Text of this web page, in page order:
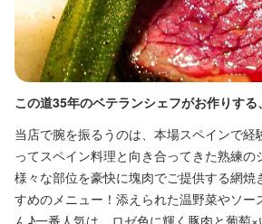
この道35年のベテランシェフがお作りす
当店で腕を振るうのは、本場スペインで経
ってスペイン料理と向き合ってきた熟練
様々な部位を豪快に塊肉でご提供する網焼
すめのメニュー！添えられた温野菜やソー
ん♪一番人気は、ロゼ色に輝く豚肉と葡萄
転勤なし 長期勤務歓迎
休日・休暇
月曜日定休プラス月に2回火曜日休み(計
夏季休暇あり 年末年始休暇あり
待遇